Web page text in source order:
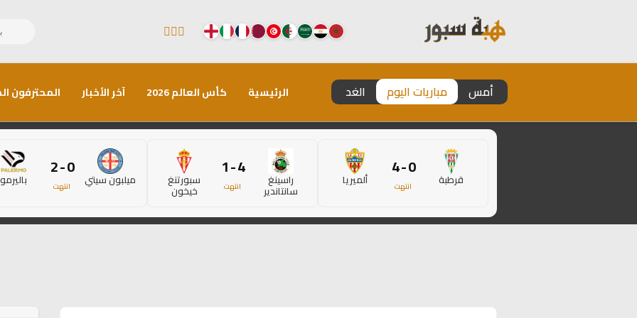
أمس مباريات اليوم الغد الرئيسية كأس العالم 2026 آخر الأخبار المحترفون
قرطبة 0 - 4
انتهت ألميريا راسينغ
سانتاندير
4 - 1
انتهت سبورتنغ
خيخون
ميلبون سيتي 0 - 2
انتهت باليرمو